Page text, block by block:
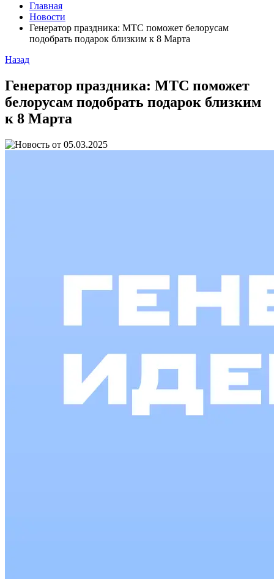
Главная
Новости
Генератор праздника: МТС поможет белорусам
подобрать подарок близким к 8 Марта
Назад
Генератор праздника: МТС поможет
белорусам подобрать подарок близким
к 8 Марта
05.03.2025